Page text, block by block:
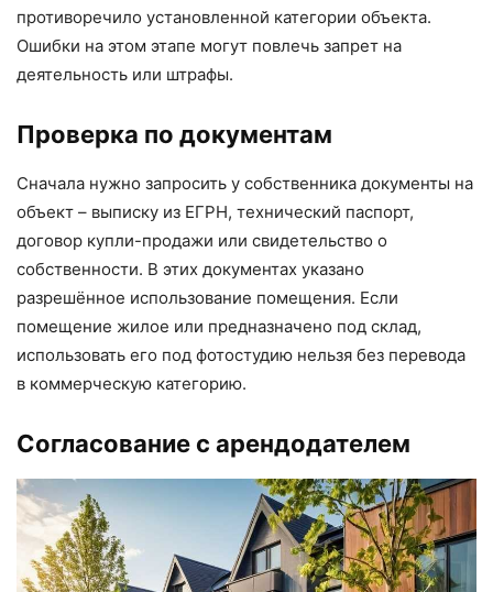
противоречило установленной категории объекта.
Ошибки на этом этапе могут повлечь запрет на
деятельность или штрафы.
Проверка по документам
Сначала нужно запросить у собственника документы на
объект – выписку из ЕГРН, технический паспорт,
договор купли-продажи или свидетельство о
собственности. В этих документах указано
разрешённое использование помещения. Если
помещение жилое или предназначено под склад,
использовать его под фотостудию нельзя без перевода
в коммерческую категорию.
Согласование с арендодателем